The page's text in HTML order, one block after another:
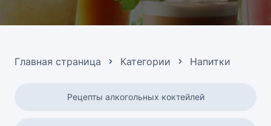
Главная страница Категории Напитки
Рецепты алкогольных коктейлей